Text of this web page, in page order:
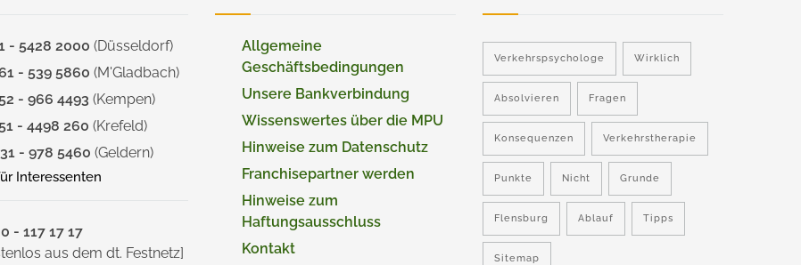
- 5428 2000 (Düsseldorf)
- 539 5860 (M'Gladbach)
- 966 4493 (Kempen)
- 4498 260 (Krefeld)
- 978 5460 (Geldern)
Interessenten
- 117 17 17
aus dem dt. Festnetz]
Allgemeine
Geschäftsbedingungen
Unsere Bankverbindung
Wissenswertes über die MPU
Hinweise zum Datenschutz
Franchisepartner werden
Hinweise zum
Haftungsausschluss
Kontakt
Verkehrspsychologe Wirklich
Absolvieren Fragen
Konsequenzen Verkehrstherapie
Punkte Nicht Grunde
Flensburg Ablauf Tipps
Sitemap